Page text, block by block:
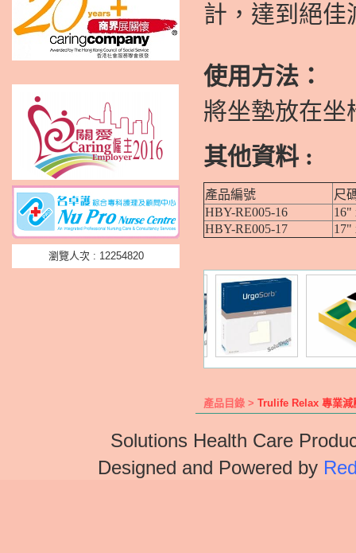
瀏覽人次 : 12254820
計，達到絕佳
使用方法：
將坐墊放在坐
其他資料 :
產品編號
尺
HBY-RE005-16
16"
HBY-RE005-17
17"
產品目錄 > Trulife Relax 專業減
Solutions Health Care
Designed and Powered by